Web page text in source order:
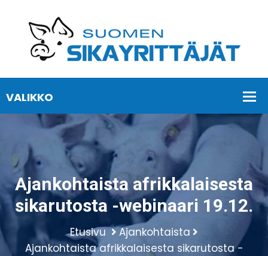
Ajankohtaista afrikkalaisesta
sikarutosta -webinaari 19.12.
Etusivu
Ajankohtaista
Ajankohtaista afrikkalaisesta sikarutosta -